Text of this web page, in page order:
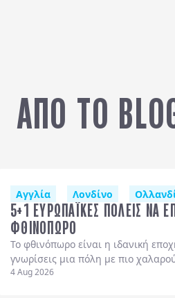
ΑΠΟ ΤΟ
(Γιερεβάν)
Αγγλία Λονδίνο
5+1 ΕΥΡΩΠΑΪΚΕΣ ΠΟΛΕΙΣ ΝΑ
ΦΘΙΝΟΠΩΡΟ
Το φθινόπωρο είναι η ιδανική
γνωρίσεις μια πόλη με πιο
Λιγότερος κόσμος, όμορφα χρώματα
4 Aug 2026